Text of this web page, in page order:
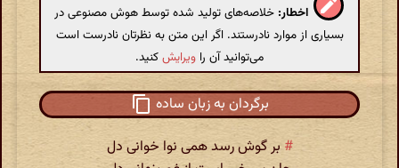
اخطار: خلاصه‌های تولید شده توسط هوش مصنوعی در
بسیاری از موارد نادرستند. اگر این متن به نظرتان نادرست است
می‌توانید آن را ویرایشکنید.
برگردان به زبان ساده
#بر گوش رسد همی نوا خوانی دل